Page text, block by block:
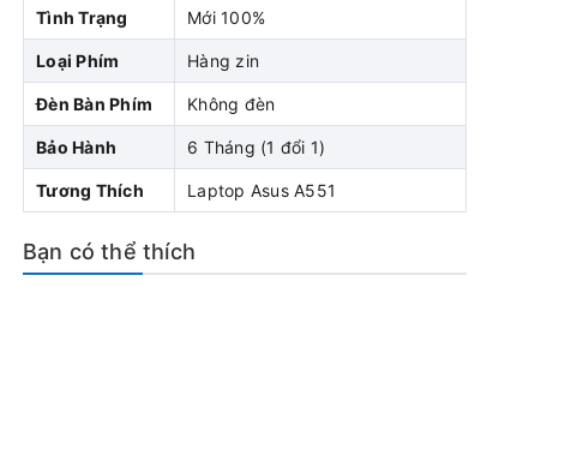
Tình Trạng Mới 100%
Loại Phím Hàng zin
Đèn Bàn Phím Không đèn
Bảo Hành 6 Tháng (1 đổi 1)
Tương Thích Laptop Asus A551
Bạn có thể thích